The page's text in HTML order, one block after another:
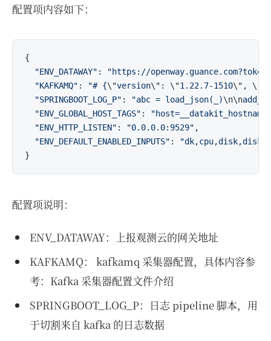
配置项内容如下：
{
"ENV_DATAWAY" :
"https://
"KAFKAMQ" : "# {\"version\" : \"1.22.7-1510\" , \"
"SPRINGBOOT_LOG_P" : "abc = load_json(_)\n\n
"ENV_GLOBAL_HOST_TAGS" :
"ENV_HTTP_LISTEN" : "0.0.0.0:9529" ,
"ENV_DEFAULT_ENABLED_INPUTS" :
配置项说明：
ENV_DATAWAY：上报观测云的网关地址
KAFKAMQ： kafkamq 采集器配置，具体内容参
考：Kafka 采集器配置文件介绍
SPRINGBOOT_LOG_P：日志 pipeline 脚本，用
于切割来自 kafka 的日志数据